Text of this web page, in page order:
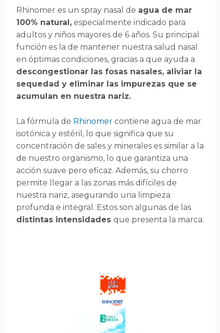
Rhinomer es un spray nasal de agua de mar
100% natural,especialmente indicado para
adultos y niños mayores de 6 años. Su principal
función es la de mantener nuestra salud nasal
en óptimas condiciones, gracias a que ayuda a
descongestionar las fosas nasales, aliviar la
sequedad y eliminar las impurezas que se
acumulan en nuestra nariz.
La fórmula de Rhinomer contiene agua de mar
isotónica y estéril, lo que significa que su
concentración de sales y minerales es similar a la
de nuestro organismo, lo que garantiza una
acción suave pero eficaz. Además, su chorro
permite llegar a las zonas más difíciles de
nuestra nariz, asegurando una limpieza
profunda e integral. Estos son algunas de las
distintas intensidades que presenta la marca: